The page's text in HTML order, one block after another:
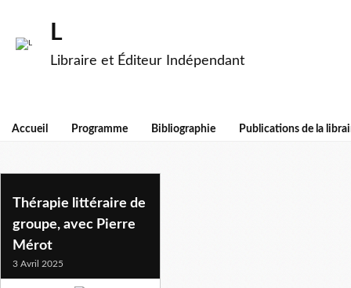
L
Libraire et Éditeur Indépendant
Accueil Programme Bibliographie Publications de la
mammiferes
Thérapie littéraire de
groupe, avec Pierre
Mérot
3 Avril 2025